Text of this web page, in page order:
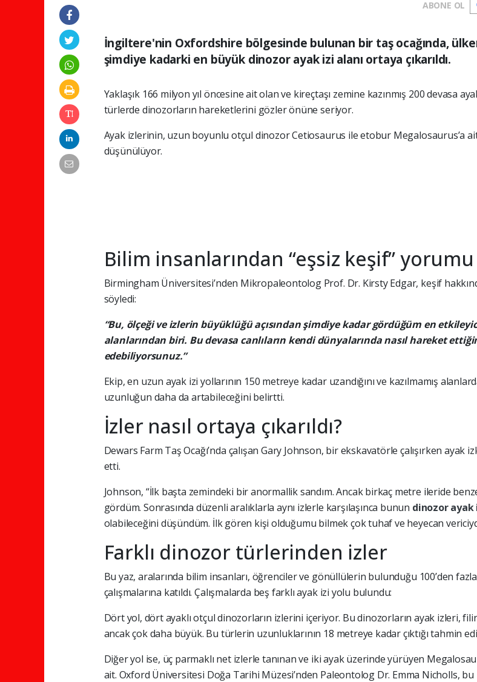
ABONE OL
İngiltere'nin Oxfordshire bölgesinde bulunan bir taş ocağında,
şimdiye kadarki en büyük dinozor ayak izi alanı ortaya çıkarıldı.
Yaklaşık 166 milyon yıl öncesine ait olan ve kireçtaşı zemine kazınmış 200 devasa
türlerde dinozorların hareketlerini gözler önüne seriyor.
Ayak izlerinin, uzun boyunlu otçul dinozor Cetiosaurus ile etobur Megalosaurus’a
düşünülüyor.
Bilim insanlarından “eşsiz keşif” yorumu
Birmingham Üniversitesi’nden Mikropaleontolog Prof. Dr. Kirsty Edgar, keşif
söyledi:
“Bu, ölçeği ve izlerin büyüklüğü açısından şimdiye kadar gördüğüm en
alanlarından biri. Bu devasa canlıların kendi dünyalarında nasıl hareket
edebiliyorsunuz.”
Ekip, en uzun ayak izi yollarının 150 metreye kadar uzandığını ve kazılmamış
uzunluğun daha da artabileceğini belirtti.
İzler nasıl ortaya çıkarıldı?
Dewars Farm Taş Ocağı’nda çalışan Gary Johnson, bir ekskavatörle çalışırken ayak
etti.
Johnson, “İlk başta zemindeki bir anormallik sandım. Ancak birkaç metre ileride
gördüm. Sonrasında düzenli aralıklarla aynı izlerle karşılaşınca bunun dinozor ayak
olabileceğini düşündüm. İlk gören kişi olduğumu bilmek çok tuhaf ve heyecan
Farklı dinozor türlerinden izler
Bu yaz, aralarında bilim insanları, öğrenciler ve gönüllülerin bulunduğu 100’den fazla
çalışmalarına katıldı. Çalışmalarda beş farklı ayak izi yolu bulundu:
Dört yol, dört ayaklı otçul dinozorların izlerini içeriyor. Bu dinozorların ayak izleri,
ancak çok daha büyük. Bu türlerin uzunluklarının 18 metreye kadar çıktığı tahmin
Diğer yol ise, üç parmaklı net izlerle tanınan ve iki ayak üzerinde yürüyen
ait. Oxford Üniversitesi Doğa Tarihi Müzesi’nden Paleontolog Dr. Emma Nicholls,